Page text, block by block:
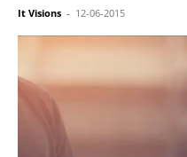
It Visions - 12-06-2015